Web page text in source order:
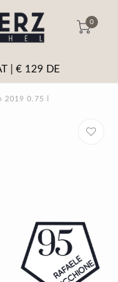
0
| € 129 DE
2019 0.75 l